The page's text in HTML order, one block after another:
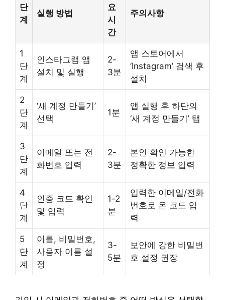
단
계
실행 방법
요
시
간
주의사항
1
단
계
인스타그램 앱
설치 및 실행
2-
3분
앱 스토어에서
‘Instagram’ 검색 후
설치
2
단
계
‘새 계정 만들기’
선택
1분
앱 실행 후 하단의
‘새 계정 만들기’ 탭
3
단
계
이메일 또는 전
화번호 입력
2-
3분
본인 확인 가능한
정확한 정보 입력
4
단
계
인증 코드 확인
및 입력
1-2
분
입력한 이메일/전화
번호로 온 코드 입
력
5
단
계
이름, 비밀번호,
사용자 이름 설
정
3-
5분
보안에 강한 비밀번
호 설정 권장